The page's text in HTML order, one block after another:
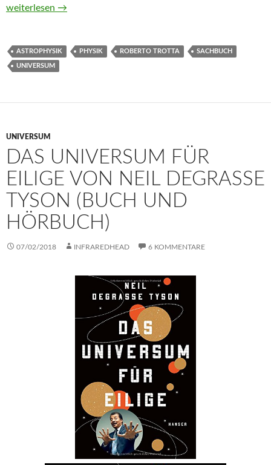
Alles über das All erzählt in 1000 einfachen Wörtern von
weiterlesen →
ASTROPHYSIK PHYSIK ROBERTO TROTTA SACHBUCH
UNIVERSUM
UNIVERSUM
DAS UNIVERSUM FÜR
EILIGE VON NEIL DEGRASSE
TYSON (BUCH UND
HÖRBUCH)
07/02/2018 INFRAREDHEAD 6 KOMMENTARE